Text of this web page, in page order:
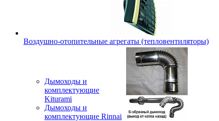
Воздушно-отопительные агрегаты (тепловентиляторы)
Дымоходы и
комплектующие
Kiturami
Дымоходы и
комплектующие Rinnai